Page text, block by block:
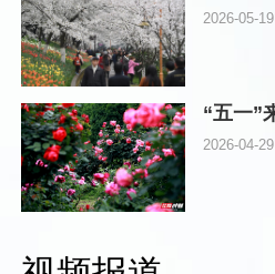
2026-05-19
2026-04-29